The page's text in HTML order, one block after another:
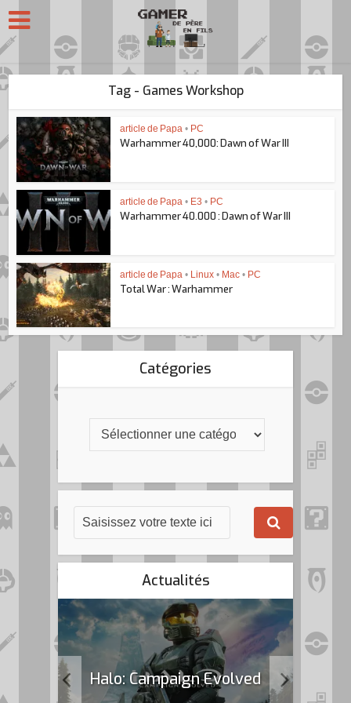
Tag - Games Workshop
article de Papa • PC
Warhammer 40,000: Dawn of War III
article de Papa • E3 • PC
Warhammer 40.000 : Dawn of War III
article de Papa • Linux • Mac • PC
Total War : Warhammer
Catégories
Actualités
Halo: Campaign Evolved